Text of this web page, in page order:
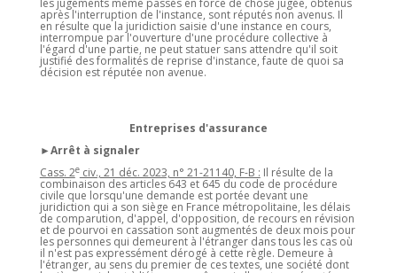
les jugements même passés en force de chose jugée, obtenus
après l'interruption de l'instance, sont réputés non avenus. Il
en résulte que la juridiction saisie d'une instance en cours,
interrompue par l'ouverture d'une procédure collective à
l'égard d'une partie, ne peut statuer sans attendre qu'il soit
justifié des formalités de reprise d'instance, faute de quoi sa
décision est réputée non avenue.
Entreprises d'assurance
►Arrêt à signaler
Cass. 2eciv., 21 déc. 2023, n° 21-21140, F-B : Il résulte de la
combinaison des articles 643 et 645 du code de procédure
civile que lorsqu'une demande est portée devant une
juridiction qui a son siège en France métropolitaine, les délais
de comparution, d'appel, d'opposition, de recours en révision
et de pourvoi en cassation sont augmentés de deux mois pour
les personnes qui demeurent à l'étranger dans tous les cas où
il n'est pas expressément dérogé à cette règle. Demeure à
l'étranger, au sens du premier de ces textes, une société dont